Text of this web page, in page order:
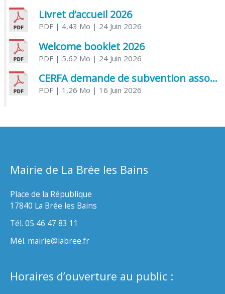
Livret d’accueil 2026
PDF| 4,43 Mo | 24 Juin 2026
Welcome booklet 2026
PDF| 5,62 Mo | 24 Juin 2026
CERFA demande de subvention association
PDF| 1,26 Mo | 16 Juin 2026
Mairie de La Brée les Bains
Place de la République
17840 La Brée les Bains
Tél. 05 46 47 83 11
Mél. mairie@labree.fr
Horaires d’ouverture au public :